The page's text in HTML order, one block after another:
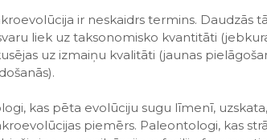
ir neskaidrs termins. Daudzās
liek uz taksonomisko kvantitāti
uz izmaiņu kvalitāti (jaunas
kas pēta evolūciju sugu līmenī,
piemērs. Paleontologi, kas